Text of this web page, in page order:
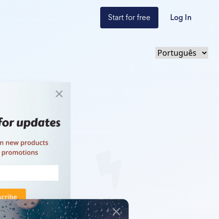
Start for free Log In